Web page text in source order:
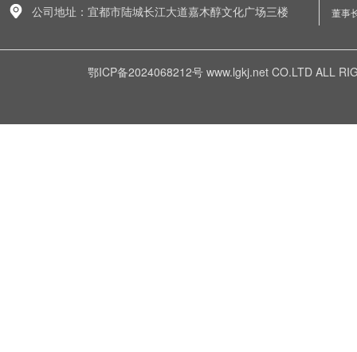
公司地址：宜都市陆城长江大道嘉木醇文化广场三楼
董事
鄂ICP备2024068212号 www.lgkj.net CO.LTD ALL